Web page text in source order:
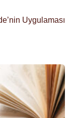
Uygulaması